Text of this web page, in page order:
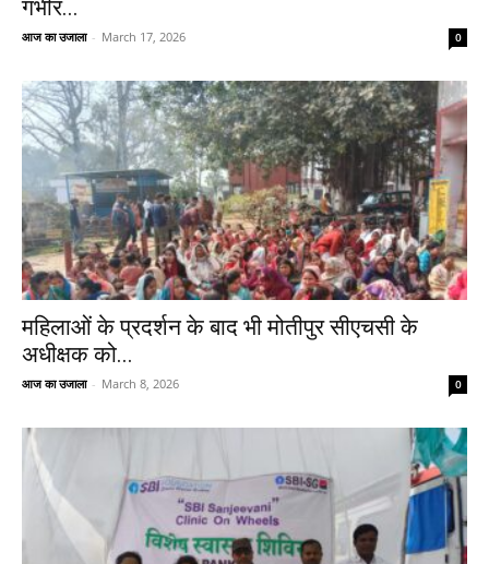
गंभीर...
आज का उजाला - March 17, 2026 0
महिलाओं के प्रदर्शन के बाद भी मोतीपुर सीएचसी के
अधीक्षक को...
आज का उजाला - March 8, 2026 0